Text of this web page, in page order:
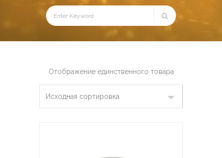
Отображение единственного товара